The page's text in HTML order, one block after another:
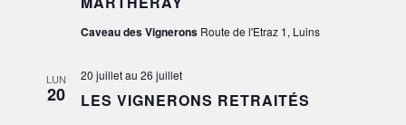
Caveau des Vignerons Route de l'Etraz 1, Luins
LUN
20 LES VIGNERONS RETRAITÉS
20 juilletau 26 juillet